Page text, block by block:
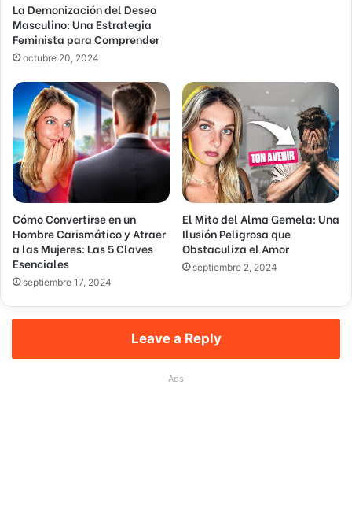
e
c
t
r
n
i
c
o
La Demonización del Deseo
Masculino: Una Estrategia
Feminista para Comprender
octubre 20, 2024
Cómo Convertirse en un
Hombre Carismático y Atraer
a las Mujeres: Las 5 Claves
Esenciales
septiembre 17, 2024
El Mito del Alma Gemela: Una
Ilusión Peligrosa que
Obstaculiza el Amor
septiembre 2, 2024
Leave a Reply
Ads